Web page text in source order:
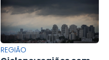
REGIÃO